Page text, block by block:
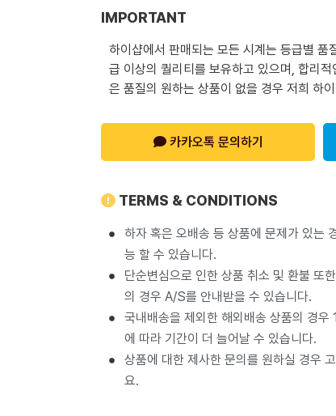
IMPORTANT
하이샵에서 판매되는 모든 시계는 등급별 품
급 이상의 퀄리티를 보유하고 있으며, 합리
은 품질의 원하는 상품이 없을 경우 저희 하
카카오톡 문의하기
TERMS & CONDITIONS
하자 혹은 오배송 등 상품에 문제가 있는
능 할 수 있습니다.
단순변심으로 인한 상품 취소 및 환불 또
의 경우 A/S를 안내받을 수 있습니다.
국내배송을 제외한 해외배송 상품의 경
에 따라 기간이 더 늘어날 수 있습니다.
상품에 대한 제사한 문의를 원하실 경우
요.